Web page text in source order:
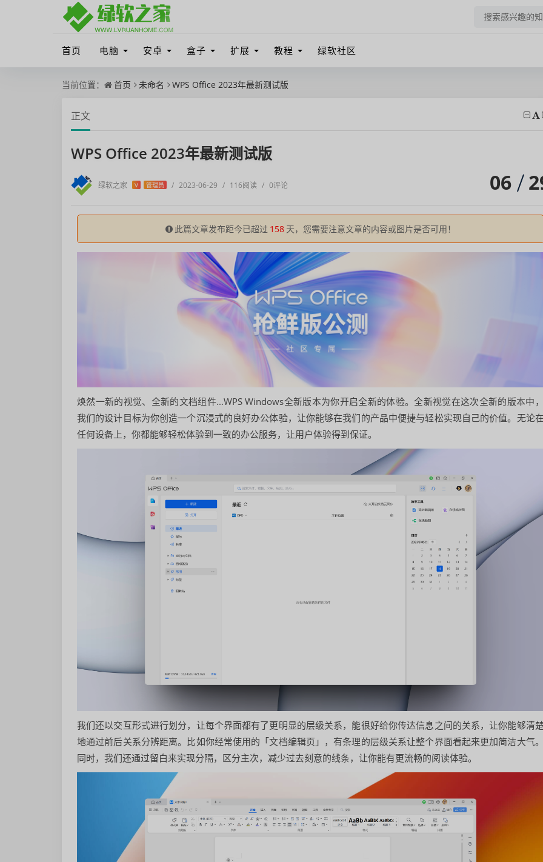
首页 电脑 安卓 盒子 扩展 教程 绿软社区
当前位置： 首页 未命名 WPS Office 2023年最新测试版
正文
WPS Office 2023年最新测试版
绿软之家 V 管理员 / 2023-06-29 / 116阅读 / 0评论 06
此篇文章发布距今已超过 158 天，您需要注意文章的内容或图片是否可用！
焕然一新的视觉、全新的文档组件...WPS Windows全新版本为你开启全新的体验。全新视觉在这次全新的版本中
我们的设计目标为你创造一个沉浸式的良好办公体验，让你能够在我们的产品中便捷与轻松实现自己的价值。无论
任何设备上，你都能够轻松体验到一致的办公服务，让用户体验得到保证。
我们还以交互形式进行划分，让每个界面都有了更明显的层级关系，能很好给你传达信息之间的关系，让你能够清
地通过前后关系分辨距离。比如你经常使用的「文档编辑页」，有条理的层级关系让整个界面看起来更加简洁大气
同时，我们还通过留白来实现分隔，区分主次，减少过去刻意的线条，让你能有更流畅的阅读体验。